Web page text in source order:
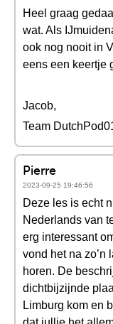
Heel graag
wat. Als
ook nog nooit in
eens een keertje
Jacob,
Team
Pierre
2023-09-25 19:46:56
Deze les is echt
Nederlands van
erg interessant
vond het na zo’n
horen. De
dichtbijzijnde
Limburg kom en